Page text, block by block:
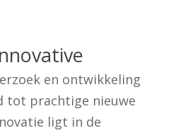
in de
en ontwikkeling
tot prachtige nieuwe
ligt in de